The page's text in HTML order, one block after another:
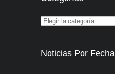
Noticias Por Fecha